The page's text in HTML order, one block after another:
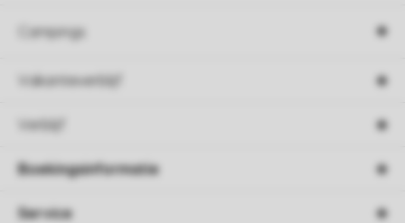
Campings
Vakantieverblijf
Verblijf
Boekingsinformatie
Service